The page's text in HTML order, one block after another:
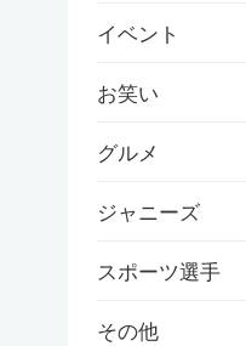
イベント
お笑い
グルメ
ジャニーズ
スポーツ選手
その他